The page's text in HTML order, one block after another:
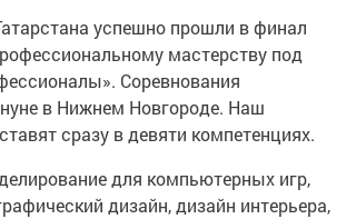
успешно прошли в финал
мастерству под
Соревнования
в Нижнем Новгороде. Наш
сразу в девяти компетенциях.
для компьютерных игр,
дизайн, дизайн интерьера,